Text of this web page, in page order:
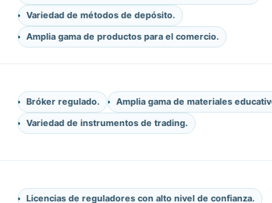
Variedad de métodos de depósito.
Amplia gama de productos para el comercio.
Bróker regulado.
Amplia gama de materiales
Variedad de instrumentos de trading.
Licencias de reguladores con alto nivel de confianza.